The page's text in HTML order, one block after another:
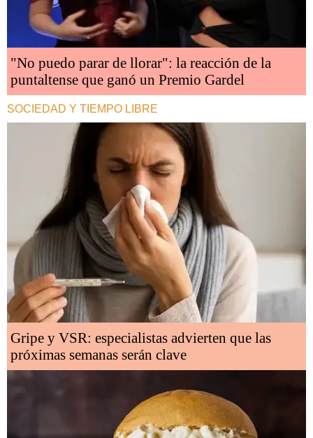
"No puedo parar de llorar": la reacción de la
puntaltense que ganó un Premio Gardel
SOCIEDAD Y TIEMPO LIBRE
Gripe y VSR: especialistas advierten que las
próximas semanas serán clave